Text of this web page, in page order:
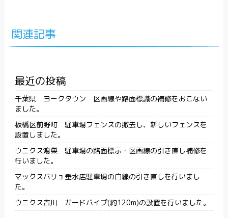
関連記事
最近の投稿
千葉県 ヨークタウン 区画線や路面標識の補修をおこない
ました。
板橋区前野町 駐車場フェンスの撤去し、新しいフェンスを
設置しました。
ウニクス鴻巣 駐車場の路面標示・区画線の引き直し補修を
行いました。
マックスバリュ垂水店駐車場の白線の引き直しを行いまし
た。
ウニクス吉川 ガードパイプ(約120m)の設置を行いました。